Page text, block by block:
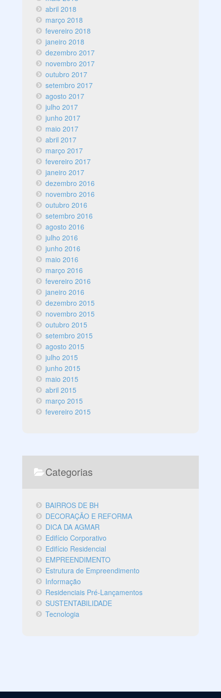
abril 2018
março 2018
fevereiro 2018
janeiro 2018
dezembro 2017
novembro 2017
outubro 2017
setembro 2017
agosto 2017
julho 2017
junho 2017
maio 2017
abril 2017
março 2017
fevereiro 2017
janeiro 2017
dezembro 2016
novembro 2016
outubro 2016
setembro 2016
agosto 2016
julho 2016
junho 2016
maio 2016
março 2016
fevereiro 2016
janeiro 2016
dezembro 2015
novembro 2015
outubro 2015
setembro 2015
agosto 2015
julho 2015
junho 2015
maio 2015
abril 2015
março 2015
fevereiro 2015
Categorias
BAIRROS DE BH
DECORAÇÃO E REFORMA
DICA DA AGMAR
Edifício Corporativo
Edifício Residencial
EMPREENDIMENTO
Estrutura de Empreendimento
Informação
Residenciais Pré-Lançamentos
SUSTENTABILIDADE
Tecnologia